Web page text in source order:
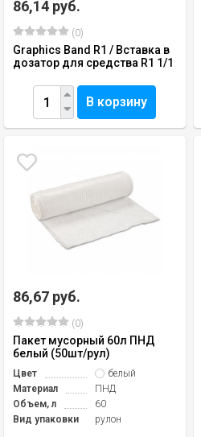
86,14 руб.
(0)
Graphics Band R1 / Вставка в
дозатор для средства R1 1/1
В корзину
86,67 руб.
(0)
Пакет мусорный 60л ПНД
белый (50шт/рул)
Цвет
белый
Материал
ПНД
Объем, л
60
Вид упаковки
рулон